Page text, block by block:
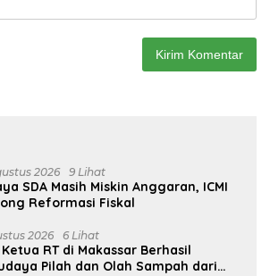
2026 9 Lihat
SDA Masih Miskin Anggaran, ICMI
Reformasi Fiskal
2026 6 Lihat
RT di Makassar Berhasil
Pilah dan Olah Sampah dari